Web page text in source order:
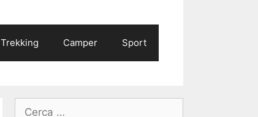
Trekking Camper Sport
Ricerca